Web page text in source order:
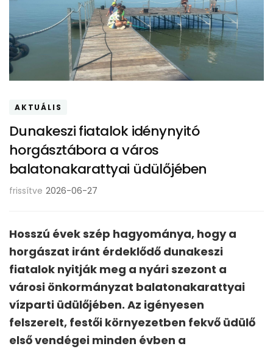
AKTUÁLIS
Dunakeszi fiatalok idénynyitó
horgásztábora a város
balatonakarattyai üdülőjében
frissítve 2026-06-27
Hosszú évek szép hagyománya, hogy a
horgászat iránt érdeklődő dunakeszi
fiatalok nyitják meg a nyári szezont a
városi önkormányzat balatonakarattyai
vízparti üdülőjében. Az igényesen
felszerelt, festői környezetben fekvő üdülő
első vendégei minden évben a